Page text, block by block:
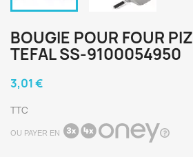
BOUGIE POUR FOUR
TEFAL SS-9100054950
3,01 €
TTC
OU PAYER EN